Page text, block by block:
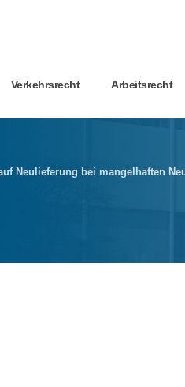
Verkehrsrecht Arbeitsrecht
Neulieferung bei mangelhaften